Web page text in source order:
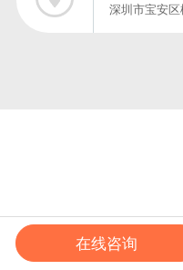
深圳市宝安
在线电话
在线咨询